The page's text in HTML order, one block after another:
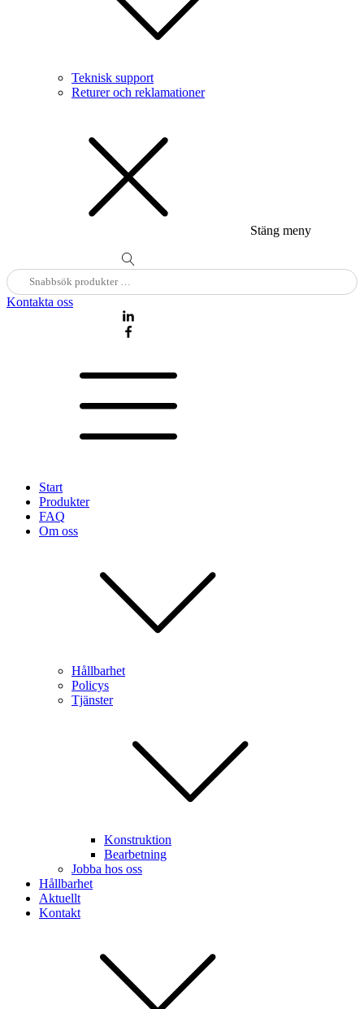
Teknisk support
Returer och reklamationer
Stäng meny
Sök
efter:
Kontakta oss
Start
Produkter
FAQ
Om oss
Hållbarhet
Policys
Tjänster
Konstruktion
Bearbetning
Jobba hos oss
Hållbarhet
Aktuellt
Kontakt